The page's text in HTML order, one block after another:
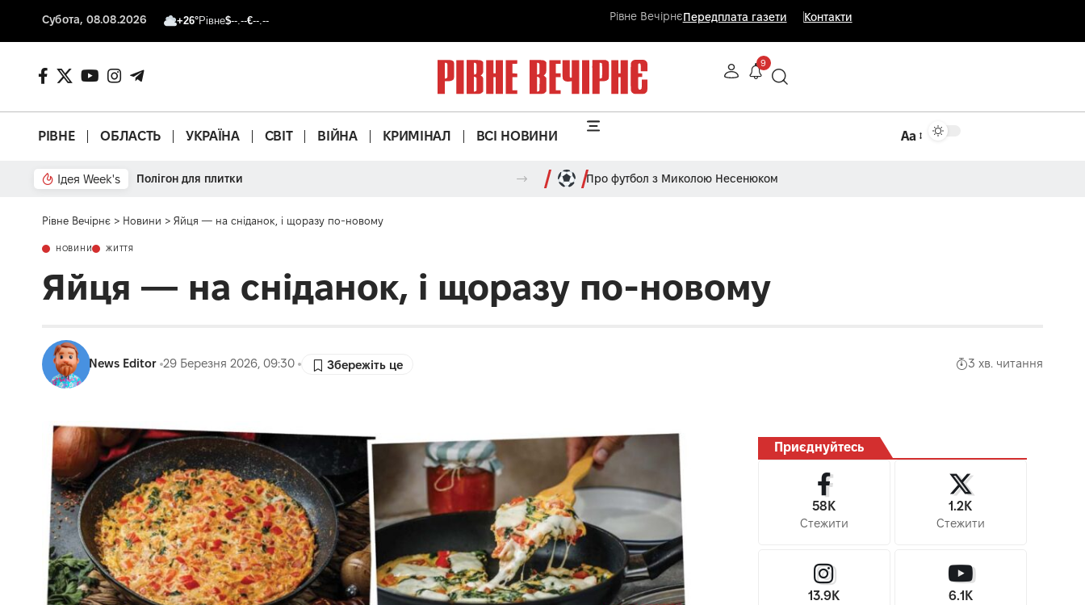
Субота, 08.08.2026 +26°Рівне$--.--€--.-- Рівне ВечірнєПередплата газети Контакти
9
РІВНЕ ОБЛАСТЬ УКРАЇНА СВІТ ВІЙНА КРИМІНАЛ ВСІ НОВИНИ Аа
Ідея Week's Що з басейном? Про футбол з Миколою Несенюком
Рівне Вечірнє > Новини > Яйця — на сніданок, і щоразу по-новому
НОВИНИ ЖИТТЯ
Яйця — на сніданок, і щоразу по-новому
News Editor 29 Березня 2026, 09:30 3 хв. читання
Приєднуйтесь
58K
Стежити
1.2K
Стежити
13.9K 6.1K